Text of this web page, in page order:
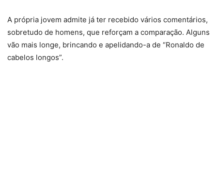
A própria jovem admite já ter recebido vários comentários,
sobretudo de homens, que reforçam a comparação. Alguns
vão mais longe, brincando e apelidando-a de “Ronaldo de
cabelos longos”.